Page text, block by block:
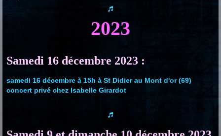
2023
Samedi 16 décembre 2023 :
samedi 16 décembre à 15h à St Didier au Mont d'or (69)
concert privé chez Isabelle Girardot